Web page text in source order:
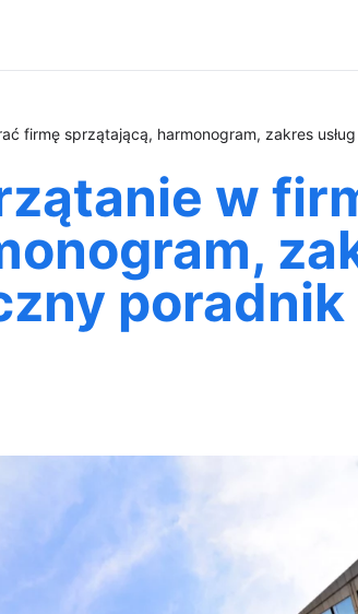
firmę sprzątającą, harmonogram, zakres
w